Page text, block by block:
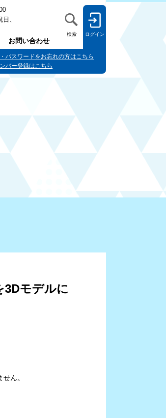
お問い合わせ
検索 ログイン
、
3Dモデルに
ん。